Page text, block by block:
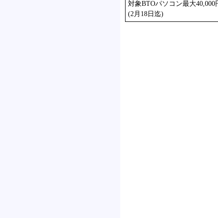
対象BTOパソコン最大40,000
(2月18日迄)